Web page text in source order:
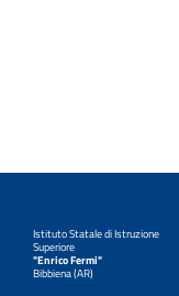
Istituto Statale di Istruzione
Superiore
"Enrico Fermi"
Bibbiena (AR)